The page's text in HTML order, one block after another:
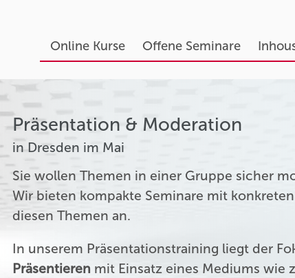
Online Kurse Offene Seminare
Präsentation & Moderation
in Dresden im Mai
Sie wollen Themen in einer Gruppe sicher
Wir bieten kompakte Seminare mit
diesen Themen an.
In unserem Präsentationstraining liegt der
Präsentieren mit Einsatz eines Mediums wie